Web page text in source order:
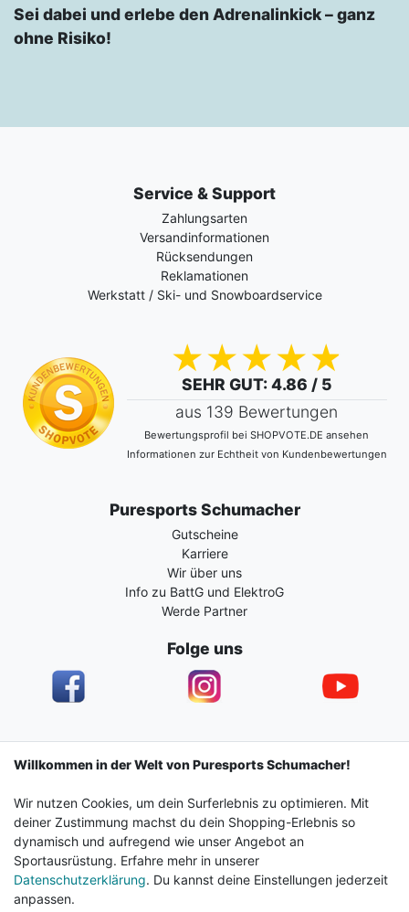
Sei dabei und erlebe den Adrenalinkick – ganz
ohne Risiko!
Service & Support
Zahlungsarten
Versandinformationen
Rücksendungen
Reklamationen
Werkstatt / Ski- und Snowboardservice
SEHR GUT: 4.86 / 5
aus 139 Bewertungen
Bewertungsprofil bei SHOPVOTE.DE ansehen
Informationen zur Echtheit von Kundenbewertungen
Puresports Schumacher
Gutscheine
Karriere
Wir über uns
Info zu BattG und ElektroG
Werde Partner
Folge uns
Impressum Daten­schutz­erklärung AGB
Barrierefreiheitserklärung Widerrufs­recht
Vertrag widerrufen Kontakt
Willkommen in der Welt von Puresports Schumacher!
Wir nutzen Cookies, um dein Surferlebnis zu optimieren. Mit
deiner Zustimmung machst du dein Shopping-Erlebnis so
dynamisch und aufregend wie unser Angebot an
Sportausrüstung. Erfahre mehr in unserer
Datenschutzerklärung. Du kannst deine Einstellungen jederzeit
anpassen.